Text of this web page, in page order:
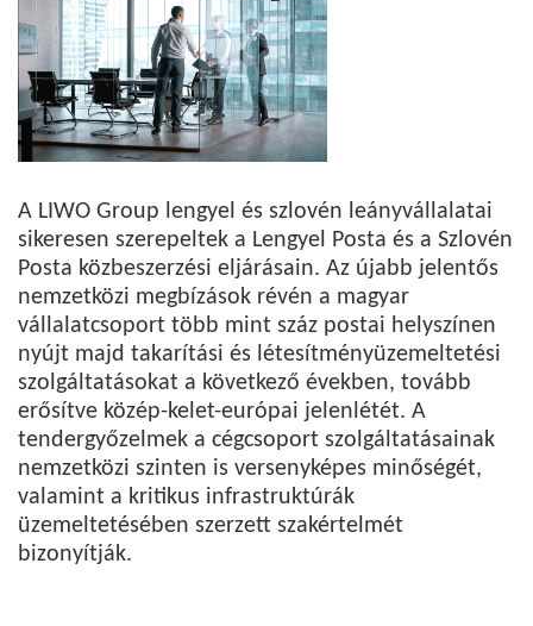
A LIWO Group lengyel és szlovén leányvállalatai
sikeresen szerepeltek a Lengyel Posta és a Szlovén
Posta közbeszerzési eljárásain. Az újabb jelentős
nemzetközi megbízások révén a magyar
vállalatcsoport több mint száz postai helyszínen
nyújt majd takarítási és létesítményüzemeltetési
szolgáltatásokat a következő években, tovább
erősítve közép-kelet-európai jelenlétét. A
tendergyőzelmek a cégcsoport szolgáltatásainak
nemzetközi szinten is versenyképes minőségét,
valamint a kritikus infrastruktúrák
üzemeltetésében szerzett szakértelmét
bizonyítják.